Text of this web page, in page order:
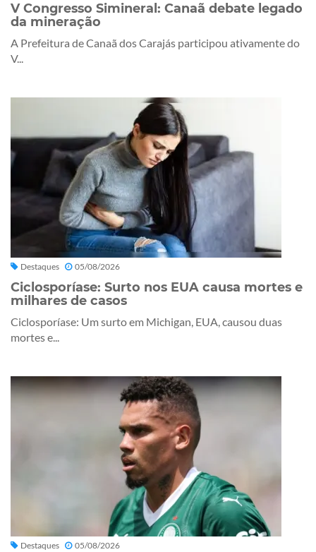
V Congresso Simineral: Canaã debate legado
da mineração
A Prefeitura de Canaã dos Carajás participou ativamente do
V...
Destaques 05/08/2026
Ciclosporíase: Surto nos EUA causa mortes e
milhares de casos
Ciclosporíase: Um surto em Michigan, EUA, causou duas
mortes e...
Destaques 05/08/2026